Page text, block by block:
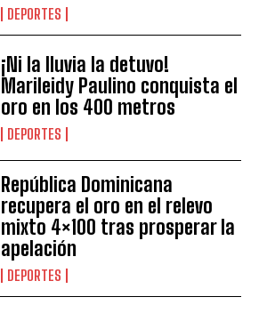
DEPORTES
¡Ni la lluvia la detuvo!
Marileidy Paulino conquista el
oro en los 400 metros
DEPORTES
República Dominicana
recupera el oro en el relevo
mixto 4×100 tras prosperar la
apelación
DEPORTES